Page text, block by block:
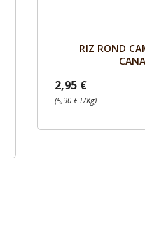

RIZ ROND
2,95 €
(5,90 € L/Kg)